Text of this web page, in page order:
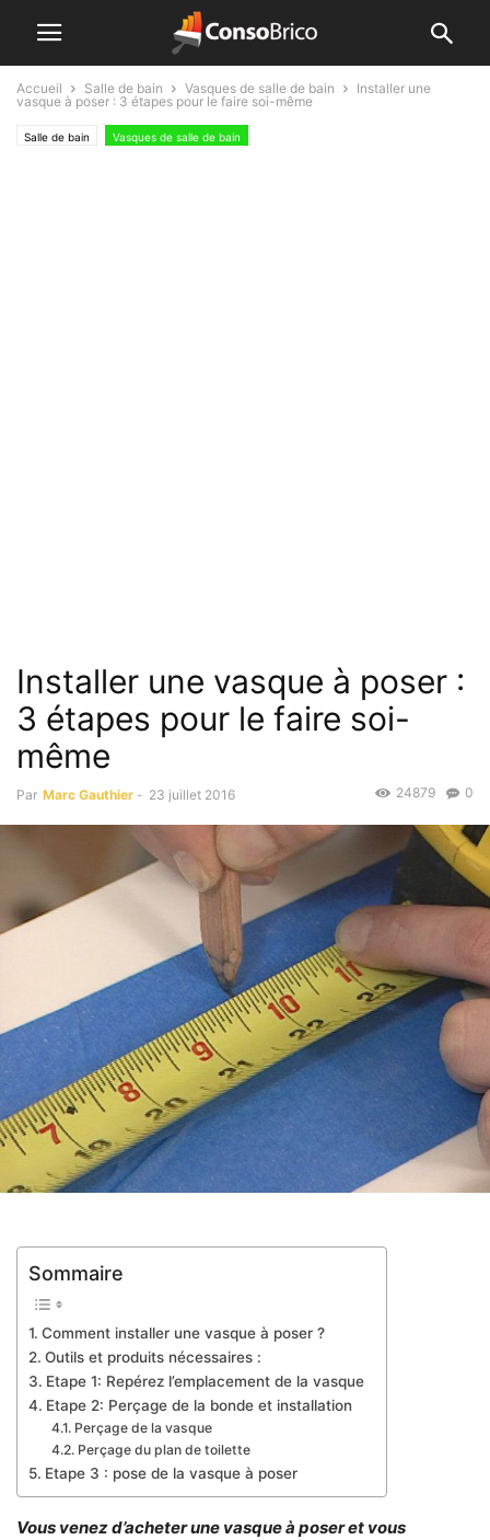
Accueil Salle de bain Vasques de salle de bain
Installer une
vasque à poser : 3 étapes pour le faire soi-même
Salle de bain Vasques de salle de bain
Installer une vasque à poser :
3 étapes pour le faire soi-
même
Par Marc Gauthier - 23 juillet 2016 0
24879
Sommaire
Comment installer une vasque à poser ?
Outils et produits nécessaires :
Etape 1: Repérez l’emplacement de la vasque
Etape 2: Perçage de la bonde et installation
Perçage de la vasque
Perçage du plan de toilette
Etape 3 : pose de la vasque à poser
Vous venez d’acheter une vasque à poser et vous